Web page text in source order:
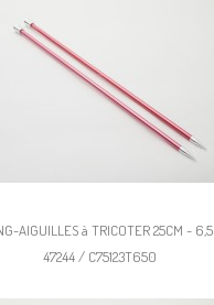
AIGUILLES à TRICOTER 25CM - 6,5
47244 / C75123T650